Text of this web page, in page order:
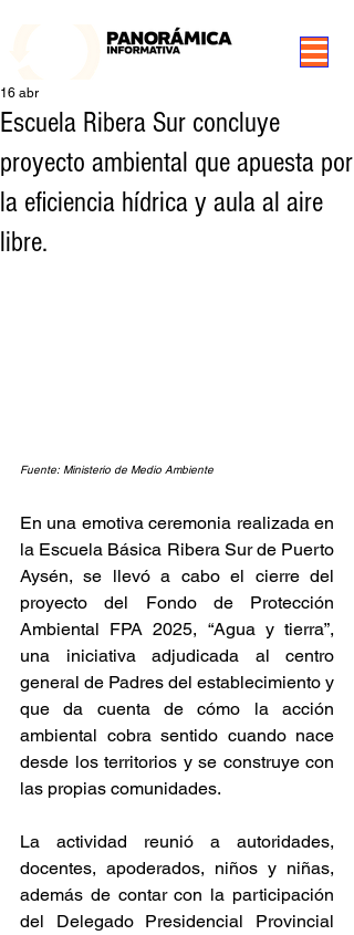
Escuela Ribera Sur concluye
proyecto ambiental que apuesta por
la eficiencia hídrica y aula al aire
libre.
16 abr
Fuente: Ministerio de Medio Ambiente
En una emotiva ceremonia realizada en
la Escuela Básica Ribera Sur de Puerto
Aysén, se llevó a cabo el cierre del
proyecto del Fondo de Protección
Ambiental FPA 2025, “Agua y tierra”,
una iniciativa adjudicada al centro
general de Padres del establecimiento y
que da cuenta de cómo la acción
ambiental cobra sentido cuando nace
desde los territorios y se construye con
las propias comunidades.
La actividad reunió a autoridades,
docentes, apoderados, niños y niñas,
además de contar con la participación
del Delegado Presidencial Provincial